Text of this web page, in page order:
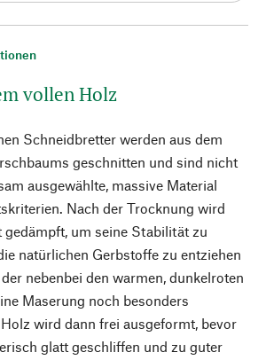
vollen Holz
Schneidbretter werden aus dem
geschnitten und sind nicht
ausgewählte, massive Material
Nach der Trocknung wird
gedämpft, um seine Stabilität zu
natürlichen Gerbstoffe zu entziehen
nebenbei den warmen, dunkelroten
Maserung noch besonders
wird dann frei ausgeformt, bevor
glatt geschliffen und zu guter